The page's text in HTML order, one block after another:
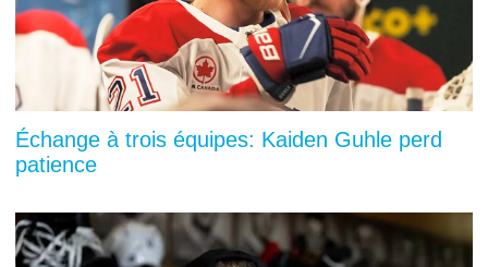
Échange à trois équipes: Kaiden Guhle perd
patience